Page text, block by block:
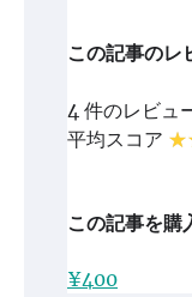
この記事のレ
4 件のレビュ
平均スコア
この記事を購
¥400